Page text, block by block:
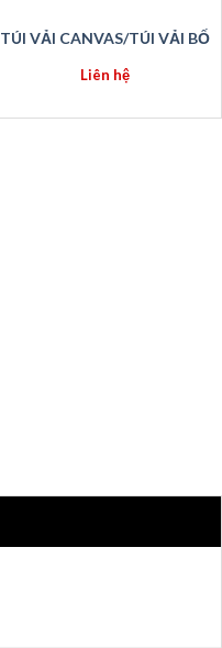
TÚI VẢI CANVAS/TÚI VẢI BỐ
Liên hệ